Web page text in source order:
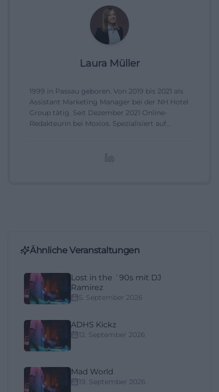
Laura Müller
1999 in Passau geboren. Von 2019 bis 2021 als
Assistant Marketing Manager bei der NH Hotel
Group tätig. Seit Dezember 2021 Online-
Redakteurin bei Moxios. Spezialisiert auf
Ähnliche Veranstaltungen
Lost in the ´90s mit DJ
Ramirez
5. September 2026
ADHS Kickz
12. September 2026
Mad World
19. September 2026